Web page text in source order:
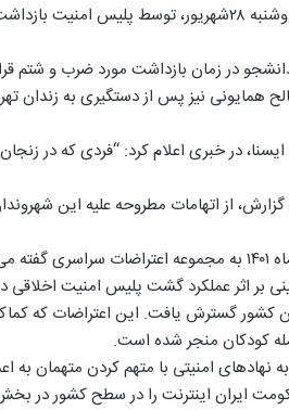
تهران بزرگ بسر می‌برد.
در زمان بازداشت مورد ضرب و شتم
همایونی نیز پس از دستگیری به زندان
در خبری اعلام کرد: “فردی که در
گزارش، از اتهامات مطروحه علیه این
از ۲۹ استان کشور گسترش یافت. این
کودکان منجر شده است.
نهادهای امنیتی با متهم کردن متهمان به
ایران اینترنت را در سطح کشور در